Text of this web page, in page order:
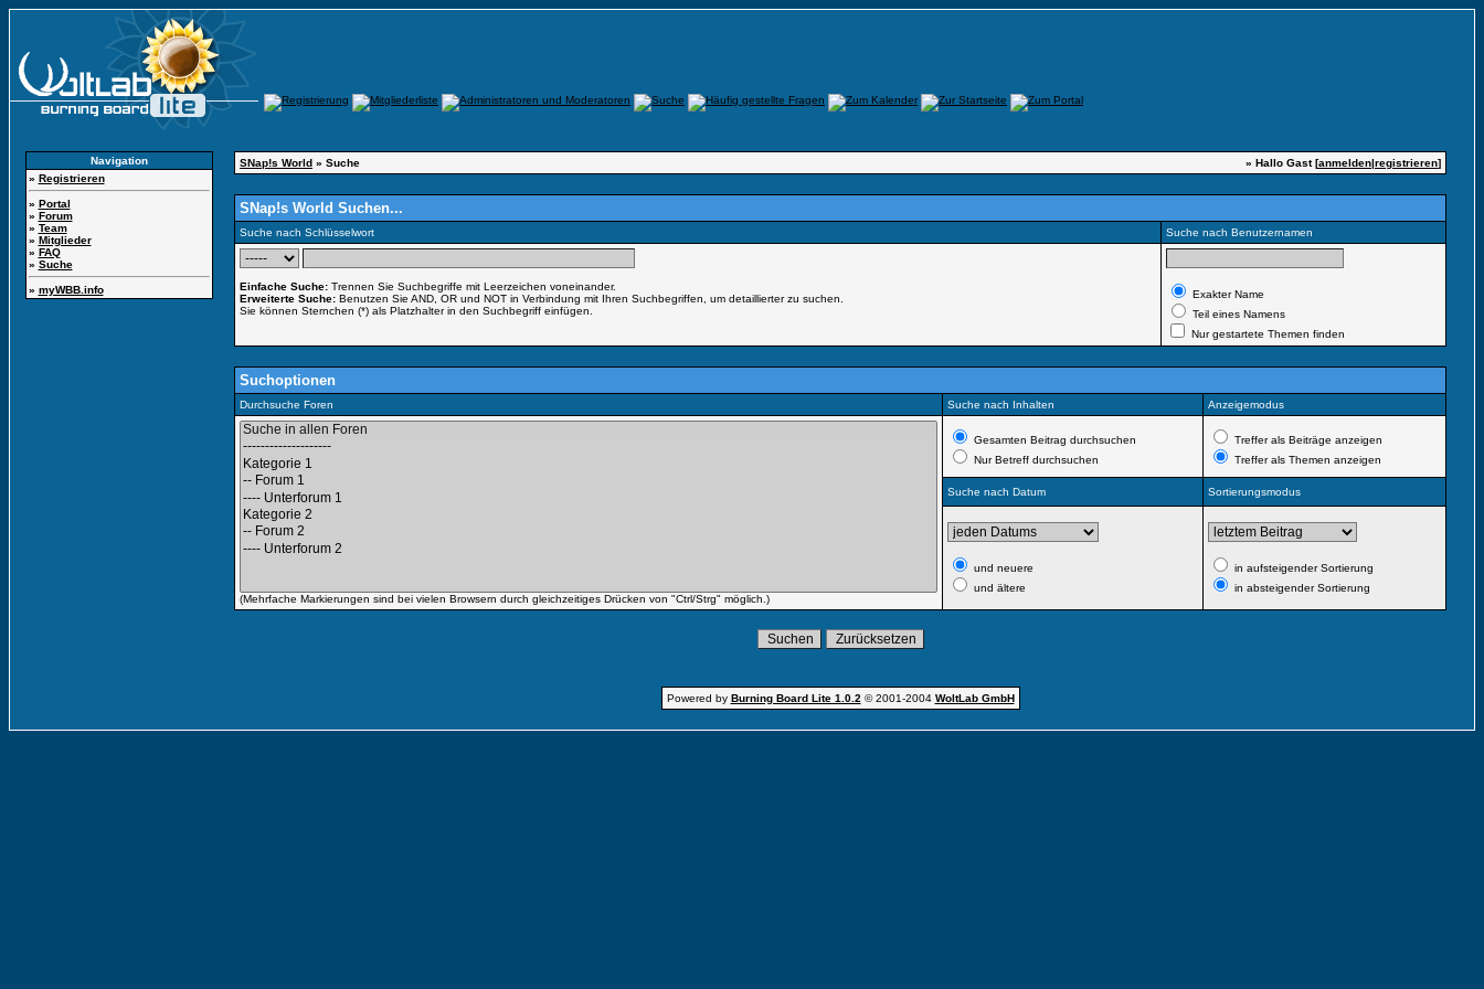
Navigation
» Registrieren
» Portal
» Forum
» Team
» Mitglieder
» FAQ
» Suche
» myWBB.info
SNap!s World » Suche » Hallo Gast [anmelden|registrieren]
SNap!s World Suchen...
Suche nach Schlüsselwort Suche nach Benutzernamen
Einfache Suche: Trennen Sie Suchbegriffe mit Leerzeichen voneinander.
Erweiterte Suche: Benutzen Sie AND, OR und NOT in Verbindung mit Ihren Suchbegriffen, um detaillierter zu suchen.
Sie können Sternchen (*) als Platzhalter in den Suchbegriff einfügen.
Exakter Name
Teil eines Namens
Nur gestartete Themen finden
Suchoptionen
Durchsuche Foren Suche nach Inhalten Anzeigemodus
(Mehrfache Markierungen sind bei vielen Browsern durch gleichzeitiges Drücken von "Ctrl/Strg" möglich.)
Gesamten Beitrag durchsuchen
Nur Betreff durchsuchen
Treffer als Beiträge anzeigen
Treffer als Themen anzeigen
Suche nach Datum Sortierungsmodus
und neuere
und ältere
in aufsteigender Sortierung
in absteigender Sortierung
Powered by Burning Board Lite 1.0.2 © 2001-2004 WoltLab GmbH